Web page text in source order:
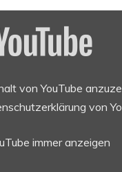
von YouTube
von
immer anzeigen